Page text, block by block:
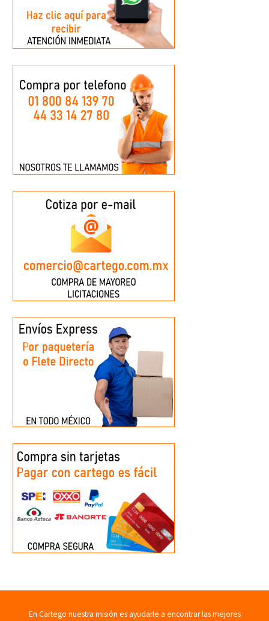
En Cartego nuestra misión es ayudarle a encontrar las mejores